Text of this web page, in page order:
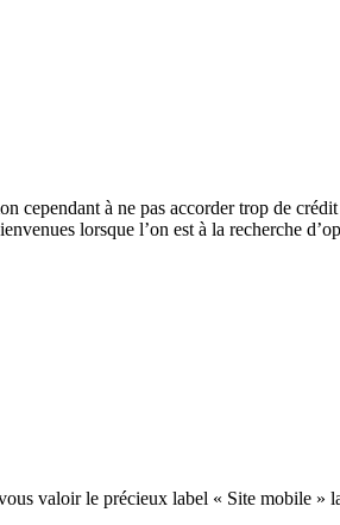
à ne pas accorder trop de
lorsque l’on est à la recherche
valoir le précieux label « Site mobile »